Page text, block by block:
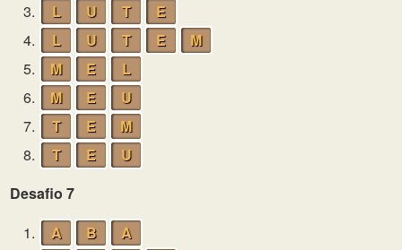
3.
L U T
E
4.
L U T E
M
5.
M E
L
6.
M E
U
7.
T E
M
8.
T E
U
Desafio 7
1.
A B
A